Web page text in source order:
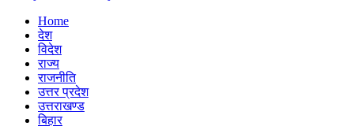
Home
देश
विदेश
राज्य
राजनीति
उत्तर प्रदेश
उत्तराखण्ड
बिहार